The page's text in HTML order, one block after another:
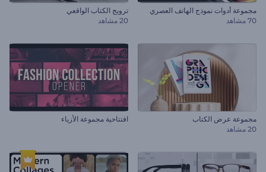
مجموعة أدوات نموذج الهاتف العصري
70 مشاهد
ترويج الكتاب الواقعي
20 مشاهد
مجموعة عرض الكتاب
20 مشاهد
افتتاحية مجموعة الأزياء